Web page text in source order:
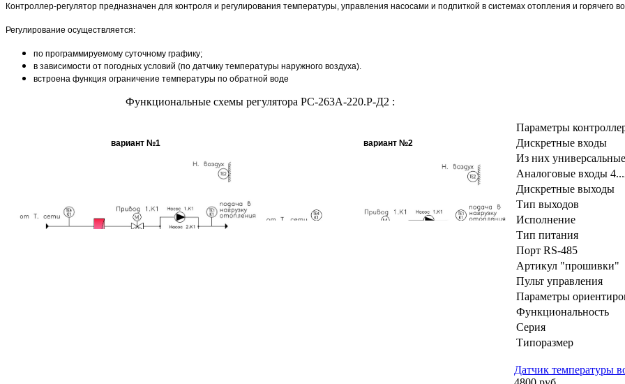
Контроллер-регулятор предназначен для контроля и регулирования температуры, управления насосами и подпиткой в системах отопления и горячего
Регулирование осуществляется:
по программируемому суточному графику;
в зависимости от погодных условий (по датчику температуры наружного воздуха).
встроена функция ограничение температуры по обратной воде
Функциональные схемы регулятора РС-263А-220.Р-Д2 :
вариант №1 вариант №2
Параметры
Дискретные входы
Из них
Аналоговые входы
Дискретные выходы
Тип выходов
Исполнение
Тип питания
Порт RS-485
Артикул "прошивки"
Пульт управления
Параметры
Функциональность
Серия
Типоразмер
Датчик температуры